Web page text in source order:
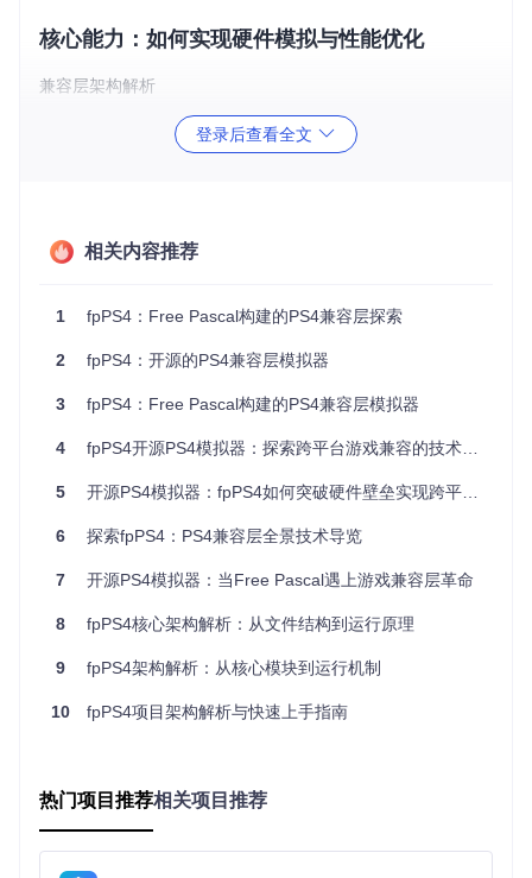
核心能力：如何实现硬件模拟与性能优化
兼容层架构解析
fpPS4通过三层架构实现硬件抽象：
兼容层架构
特性
传统模拟器
fpPS4
开发语言
C/C++为主
Free Pascal
代码许可
多样化 MIT开源
输入控制方案
🔧灵活控制映射：支持XInput手柄、键盘映射及DualShock4
鼠标模拟触摸板操作
登录后查看全文
相关内容推荐
1 fpPS4：Free Pascal构建的PS4兼容层探索
2 fpPS4：开源的PS4兼容层模拟器
3 fpPS4：Free Pascal构建的PS4兼容层模拟器
4 fpPS4开源PS4模拟器：探索跨平台游戏兼容的技术突破
5 开源PS4模拟器：fpPS4如何突破硬件壁垒实现跨平台游戏兼容
6 探索fpPS4：PS4兼容层全景技术导览
7 开源PS4模拟器：当Free Pascal遇上游戏兼容层革命
8 fpPS4核心架构解析：从文件结构到运行原理
9 fpPS4架构解析：从核心模块到运行机制
10 fpPS4项目架构解析与快速上手指南
热门项目推荐相关项目推荐